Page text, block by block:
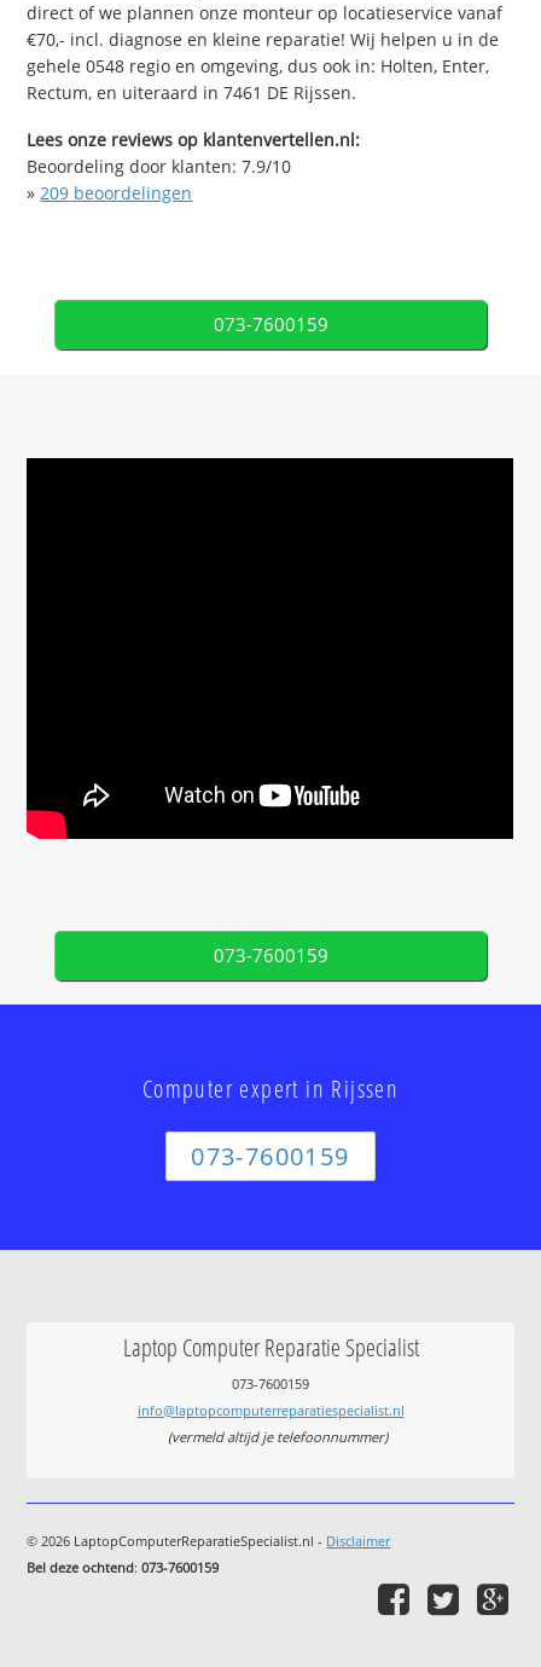
direct of we plannen onze monteur op locatieservice vanaf
€70,- incl. diagnose en kleine reparatie! Wij helpen u in de
gehele 0548 regio en omgeving, dus ook in: Holten, Enter,
Rectum, en uiteraard in 7461 DE Rijssen.
Lees onze reviews op klantenvertellen.nl:
Beoordeling door klanten:7.9/10
»209 beoordelingen
073-7600159
073-7600159
Computer expert in Rijssen
073-7600159
Laptop Computer Reparatie Specialist
073-7600159
info@laptopcomputerreparatiespecialist.nl
(vermeld altijd je telefoonnummer)
© 2026 LaptopComputerReparatieSpecialist.nl - Disclaimer
Bel deze ochtend:073-7600159